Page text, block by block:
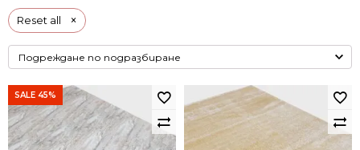
Reset all ×
SALE 45%